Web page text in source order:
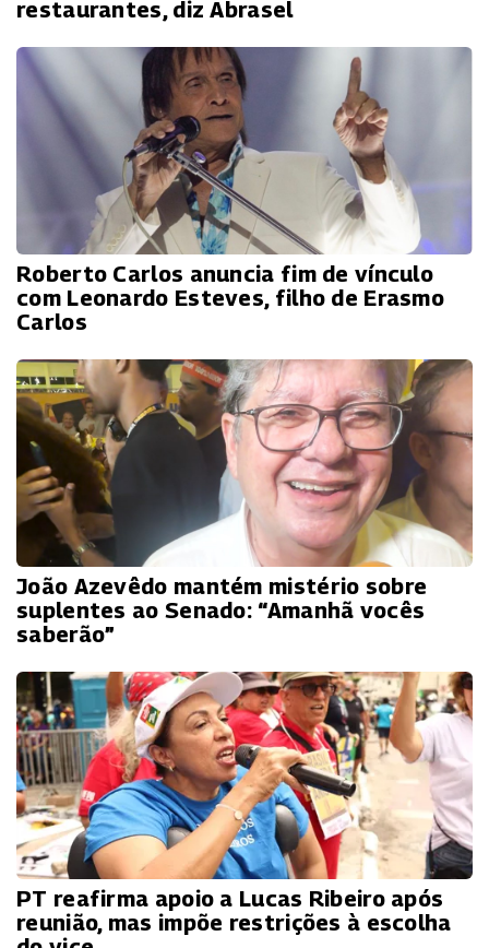
restaurantes, diz Abrasel
Roberto Carlos anuncia fim de vínculo
com Leonardo Esteves, filho de Erasmo
Carlos
João Azevêdo mantém mistério sobre
suplentes ao Senado: “Amanhã vocês
saberão”
PT reafirma apoio a Lucas Ribeiro após
reunião, mas impõe restrições à escolha